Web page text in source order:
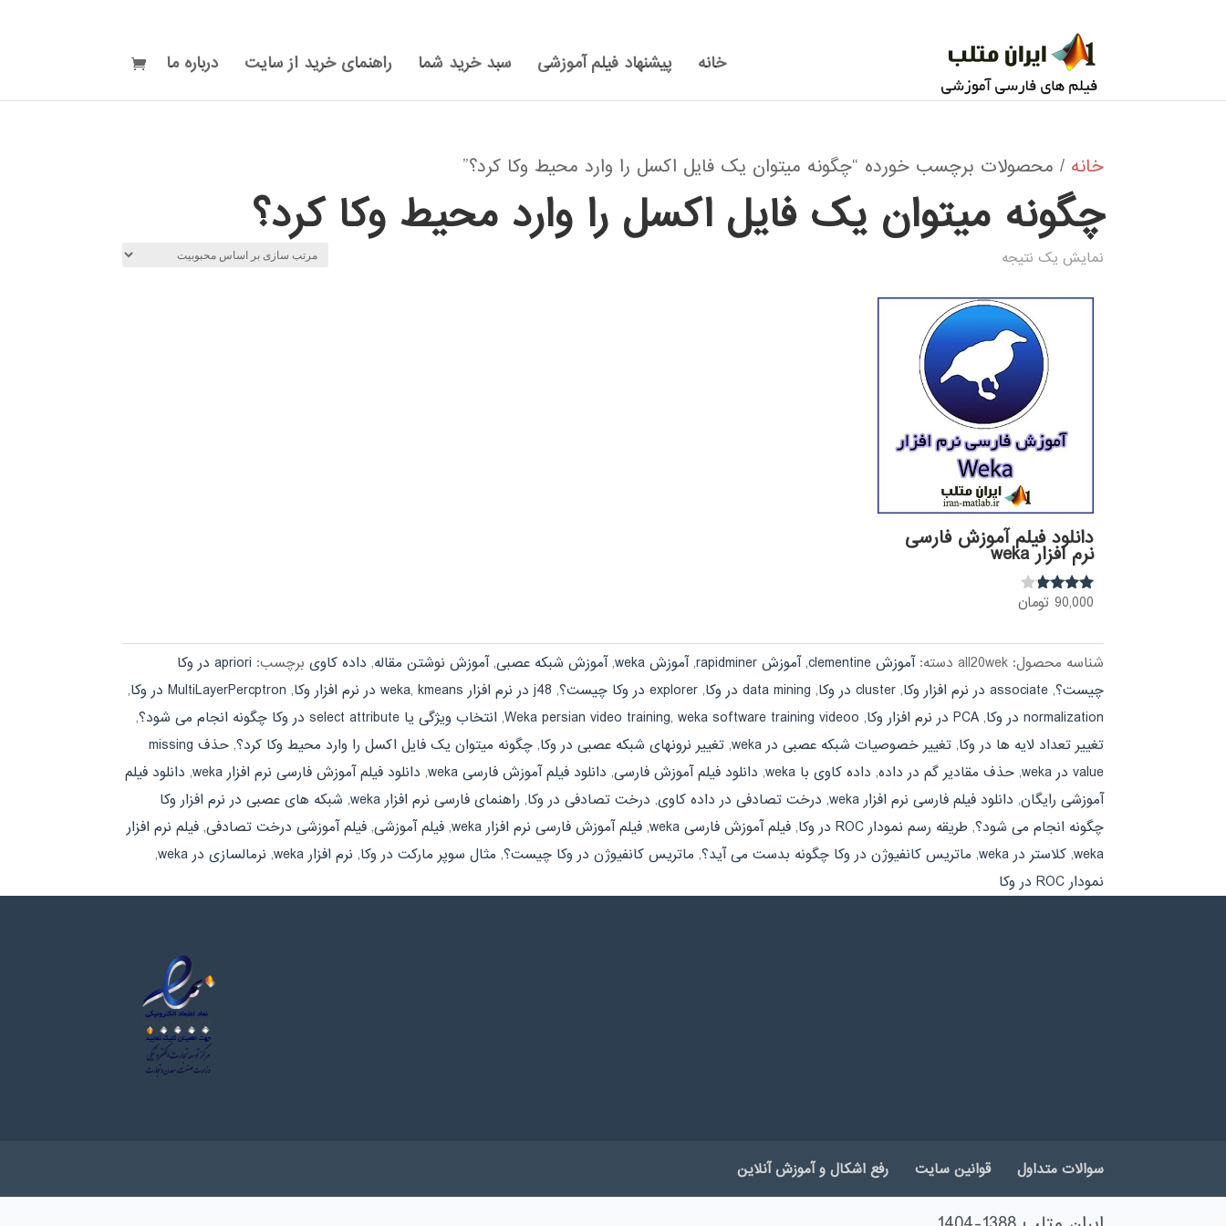
خانه پیشنهاد فیلم آموزشی سبد خرید شما راهنمای خرید از سایت درباره ما
خانه / محصولات برچسب خورده “چگونه میتوان یک فایل اکسل را وارد محیط وکا کرد؟”
چگونه میتوان یک فایل اکسل را وارد محیط وکا کرد؟
نمایش یک نتیجه
دانلود فیلم آموزش فارسی
نرم افزار weka
نمره
90,000 تومان
شناسه محصول:all20wek دسته:آموزش clementine ,آموزش rapidminer ,آموزش weka ,آموزش شبکه عصبی,آموزش نوشتن مقاله, داده کاوی برچسب:
apriori در وکا
چیست؟,associate در نرم افزار وکا ,cluster در وکا , data mining در وکا ,explorer در وکا چیست؟ , j48 در نرم افزار weka , kmeans در نرم افزار وکا , MultiLayerPercptron در وکا
,
normalization در وکا
,PCA در نرم افزار وکا ,
Weka persian video training, weka software training videoo
, انتخاب ویژگی یا select attribute در وکا چگونه انجام می شود؟
,
تغییر تعداد لایه ها در وکا,تغییر خصوصیات شبکه عصبی در weka ,تغییر نرونهای شبکه عصبی در وکا,چگونه میتوان یک فایل اکسل را وارد محیط وکا کرد؟,
حذف missing
value در weka
,حذف مقادیر گم در داده, داده کاوی با weka , دانلود فیلم آموزش فارسی, دانلود فیلم آموزش فارسی weka , دانلود فیلم آموزش فارسی نرم افزار weka , دانلود فیلم
آموزشی رایگان, دانلود فیلم فارسی نرم افزار weka , درخت تصادفی در داده کاوی, درخت تصادفی در وکا, راهنمای فارسی نرم افزار weka , شبکه های عصبی در نرم افزار وکا
چگونه انجام می شود؟, طریقه رسم نمودار ROC در وکا ,فیلم آموزش فارسی weka ,فیلم آموزش فارسی نرم افزار weka ,فیلم آموزشی,فیلم آموزشی درخت تصادفی,فیلم نرم افزار
weka
,کلاستر در weka , ماتریس کانفیوژن در وکا چگونه بدست می آید؟, ماتریس کانفیوژن در وکا چیست؟, مثال سوپر مارکت در وکا, نرم افزار weka , نرمالسازی در weka
,
نمودار ROC در وکا
سوالات متداول قوانین سایت رفع اشکال و آموزش آنلاین